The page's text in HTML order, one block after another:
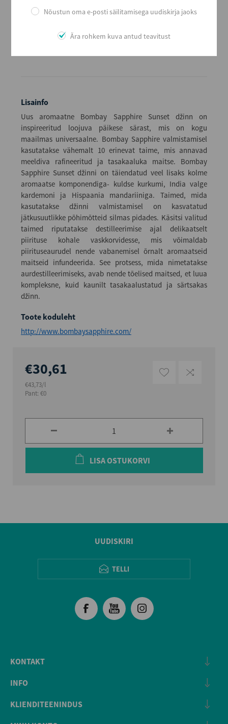
7640175743284
Serveerida koos kvaliteetse tooniku, apelsiniviilu ja
Lisainfo
Uus aromaatne Bombay Sapphire Sunset džinn on
inspireeritud loojuva päikese särast, mis on kogu
maailmas universaalne. Bombay Sapphire valmistamisel
kasutatakse vähemalt 10 erinevat taime, mis annavad
meeldiva rafineeritud ja tasakaaluka maitse. Bombay
Sapphire Sunset džinni on täiendatud veel lisaks kolme
aromaatse komponendiga- kuldse kurkumi, India valge
kardemoni ja Hispaania mandariiniga. Taimed, mida
kasutatakse džinni valmistamisel on kasvatatud
jätkusuutlikke põhimõtteid silmas pidades. Käsitsi valitud
taimed riputatakse destilleerimise ajal delikaatselt
piirituse kohale vaskkorvidesse, mis võimaldab
piirituseaurudel nende vabanemisel õrnalt aromaatseid
maitseid infundeerida. See protsess, mida nimetatakse
aurdestilleerimiseks, avab nende tõelised maitsed, et luua
kompleksne, kuid kaunilt tasakaalustatud ja särtsakas
džinn.
Toote koduleht
http://www.bombaysapphire.com/
€30,61
€43,73/l
Pant: €0
LISA OSTUKORVI
UUDISKIRI
TELLI
KONTAKT
INFO
KLIENDITEENINDUS
Nõustun oma e-posti säilitamisega uudiskirja jaoks
Ära rohkem kuva antud teavitust